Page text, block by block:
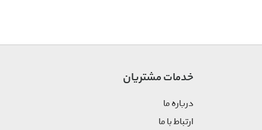
خدمات مشتریان
درباره ما
ارتباط با ما